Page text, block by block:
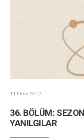
11 Ekim 2012
36. BÖLÜM:
YANILGILAR